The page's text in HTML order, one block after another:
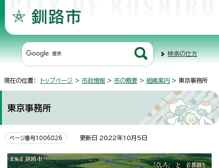
検索の仕方
現在の位置： トップページ > 市政情報 > 市の概要 > 組織案内 > 東京事務所
東京事務所
ページ番号1006826 更新日 2022年10月5日